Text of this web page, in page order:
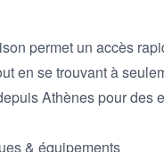
permet un accès
en se trouvant à
Athènes pour des
& équipements